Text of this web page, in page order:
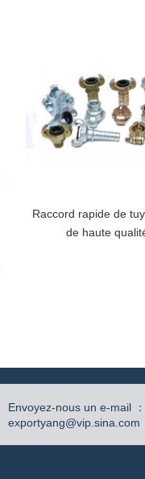
Raccord rapide de
de haute
Envoyez-nous un e-mail ：
exportyang@vip.sina.com